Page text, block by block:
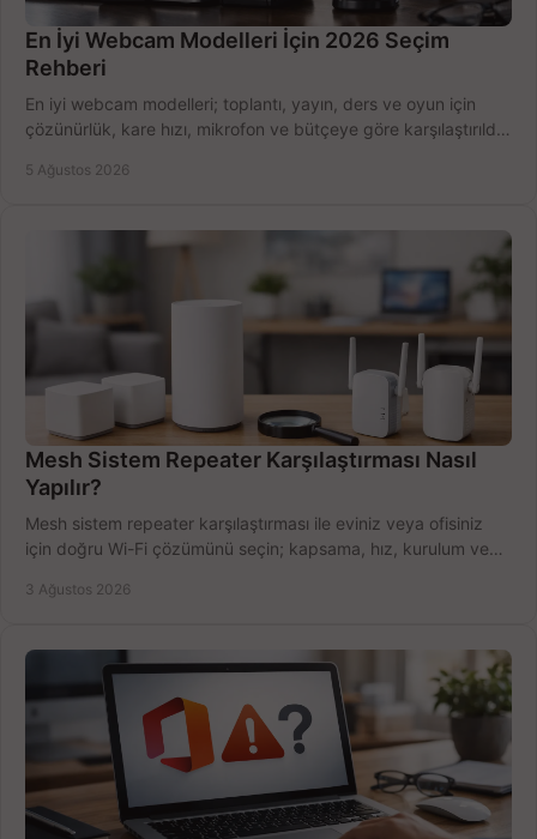
En İyi Webcam Modelleri İçin 2026 Seçim
Rehberi
En iyi webcam modelleri; toplantı, yayın, ders ve oyun için
çözünürlük, kare hızı, mikrofon ve bütçeye göre karşılaştırıldı.
5 Ağustos 2026
Mesh Sistem Repeater Karşılaştırması Nasıl
Yapılır?
Mesh sistem repeater karşılaştırması ile eviniz veya ofisiniz
için doğru Wi-Fi çözümünü seçin; kapsama, hız, kurulum ve
3 Ağustos 2026